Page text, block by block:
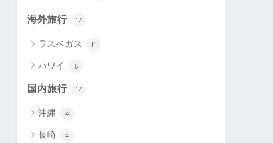
海外旅行 17
ラスベガス 11
ハワイ 6
国内旅行 17
沖縄 4
長崎 4